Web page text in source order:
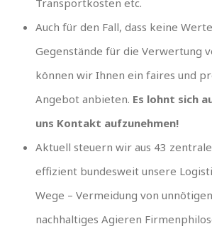
Auch für den Fall, dass keine
Gegenstände für die Verwertung
können wir Ihnen ein faires und
Angebot anbieten. Es lohnt sich
uns Kontakt aufzunehmen!
Aktuell steuern wir aus 43
effizient bundesweit unsere
Wege – Vermeidung von
nachhaltiges Agieren